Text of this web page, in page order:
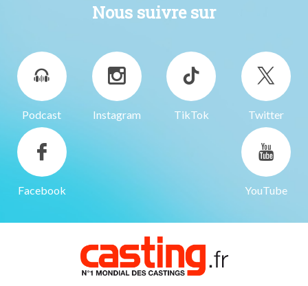
Nous suivre sur
Podcast Instagram TikTok Twitter
Facebook YouTube